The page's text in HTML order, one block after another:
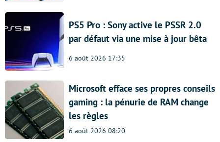
PS5 Pro : Sony active le PSSR 2.0
par défaut via une mise à jour bêta
6 août 2026 17:35
Microsoft efface ses propres conseils
gaming : la pénurie de RAM change
les règles
6 août 2026 08:20